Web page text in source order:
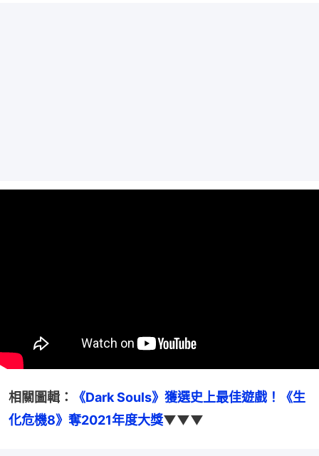
相關圖輯：
《Dark Souls》獲選史上最佳遊戲！《生
化危機8》奪2021年度大獎▼▼▼